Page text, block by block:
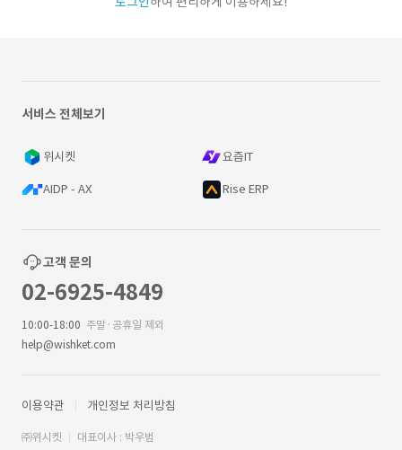
서비스 전체보기
위시켓 요즘IT
AIDP - AX Rise ERP
고객 문의
02-6925-4849
10:00-18:00 주말·공휴일 제외
help@wishket.com
이용약관 개인정보 처리방침
㈜위시켓 대표이사 : 박우범